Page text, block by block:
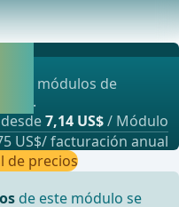
prospectiva entre la
con resecci&#x
módulos de
.
desde7,14 US$/ Módulo
US$/ facturación anual
de precios
de este módulo se